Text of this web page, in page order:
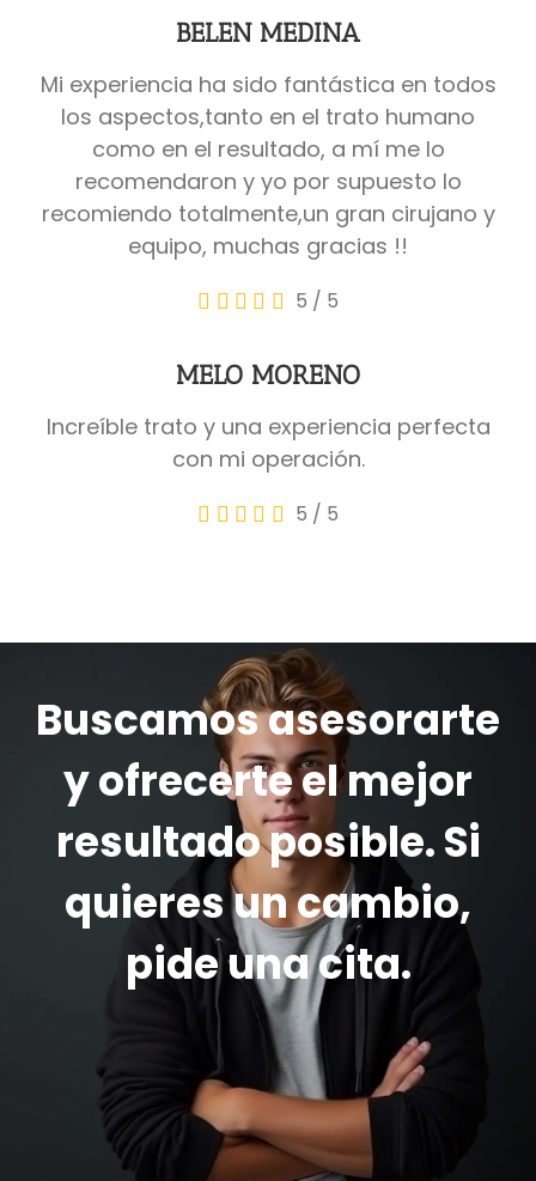
BELEN MEDINA
Mi experiencia ha sido fantástica en todos
los aspectos,tanto en el trato humano
como en el resultado, a mí me lo
recomendaron y yo por supuesto lo
recomiendo totalmente,un gran cirujano y
equipo, muchas gracias !!
5 / 5
MELO MORENO
Increíble trato y una experiencia perfecta
con mi operación.
5 / 5
Buscamos asesorarte
y ofrecerte el mejor
resultado posible. Si
quieres un cambio,
pide una cita.